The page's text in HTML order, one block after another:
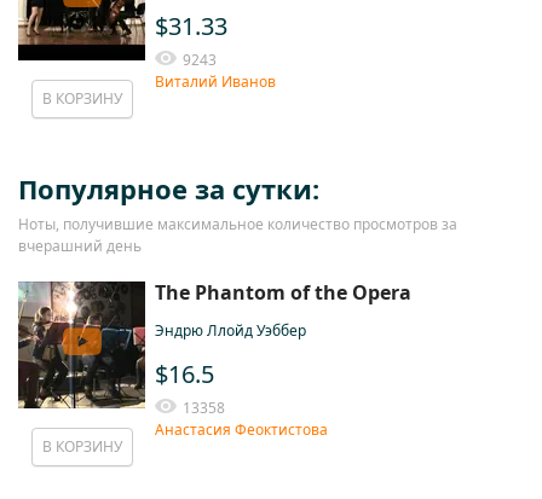
В КОРЗИНУ
$31.33
9243
Виталий Иванов
Популярное за сутки:
Ноты, получившие максимальное количество просмотров за
вчерашний день
В КОРЗИНУ
The Phantom of the Opera
Эндрю Ллойд Уэббер
$16.5
13358
Анастасия Феоктистова